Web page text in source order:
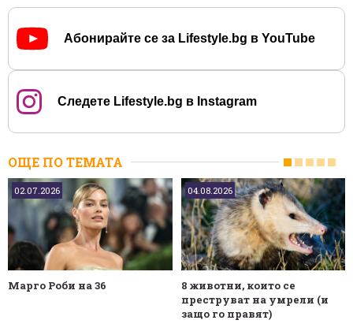
Абонирайте се за Lifestyle.bg в YouTube
Следете Lifestyle.bg в Instagram
ОЩЕ ПО ТЕМАТА
02.07.2026
Марго Роби на 36
04.08.2026
8 животни, които се
преструват на умрели (и
защо го правят)